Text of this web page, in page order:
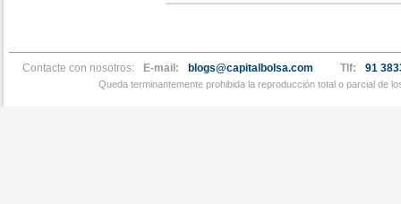
Contacte con nosotros: E-mail: blogs@capitalbolsa.com Tlf: 91
Queda terminantemente prohibida la reproducción total o parcial de